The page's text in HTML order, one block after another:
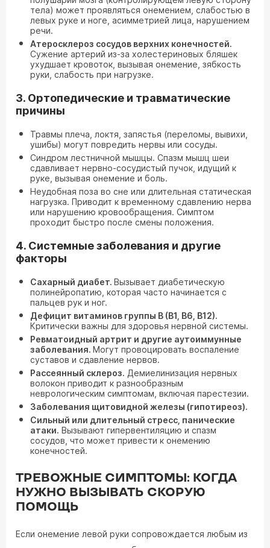
тела) может проявляться онемением, слабостью в
левых руке и ноге, асимметрией лица, нарушением
речи.
Атеросклероз сосудов верхних конечностей.
Сужение артерий из-за холестериновых бляшек
ухудшает кровоток, вызывая онемение, зябкость
руки, слабость при нагрузке.
3. Ортопедические и травматические
причины
Травмы плеча, локтя, запястья (переломы, вывихи,
ушибы) могут повредить нервы или сосуды.
Синдром лестничной мышцы. Спазм мышц шеи
сдавливает нервно-сосудистый пучок, идущий к
руке, вызывая онемение и боль.
Неудобная поза во сне или длительная статическая
нагрузка. Приводит к временному сдавлению нерва
или нарушению кровообращения. Симптом
проходит быстро после смены положения.
4. Системные заболевания и другие
факторы
Сахарный диабет. Вызывает диабетическую
полинейропатию, которая часто начинается с
пальцев рук и ног.
Дефицит витаминов группы B (B1, B6, B12).
Критически важны для здоровья нервной системы.
Ревматоидный артрит и другие аутоиммунные
заболевания. Могут провоцировать воспаление
суставов и сдавление нервов.
Рассеянный склероз. Демиелинизация нервных
волокон приводит к разнообразным
неврологическим симптомам, включая парестезии.
Заболевания щитовидной железы (гипотиреоз).
Сильный или длительный стресс, панические
атаки. Вызывают гипервентиляцию и спазм
сосудов, что может привести к онемению
конечностей.
ТРЕВОЖНЫЕ СИМПТОМЫ: КОГДА
НУЖНО ВЫЗЫВАТЬ СКОРУЮ
ПОМОЩЬ
Если онемение левой руки сопровождается любым из